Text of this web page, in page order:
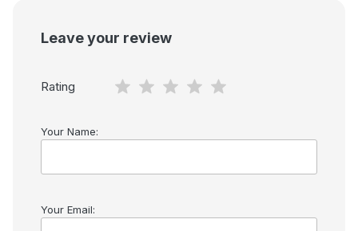
Leave your review
Rating
Your Name:
Your Email: